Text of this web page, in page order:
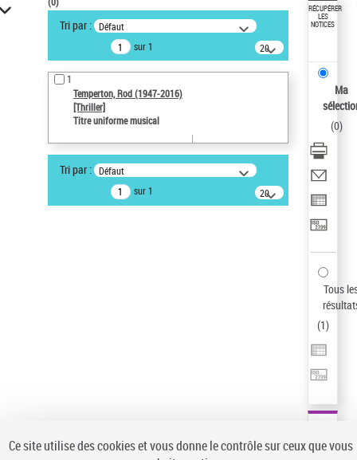
VOTRE RECHERCHE
Recherche avancée dans les
notices d’autorité
Œuvres liées à l'auteur :
Temperton, Rod (1947-2016)
Auteur d’œuvre
Statut de la notice d’autorité
Notice élémentaire
Type de notice d'autorité
Auteur d’œuvre
Tri par : Défaut
sur 1
20
résultats/page
1
Temperton, Rod (1947-2016)
[Thriller]
Titre uniforme musical
Tri par : Défaut
sur 1
20
résultats/page
RÉCUPÉRER
LES
NOTICES
Ma
(0)
Tous
(1)
Ce site utilise des cookies et vous donne le contrôle sur ceux que vous